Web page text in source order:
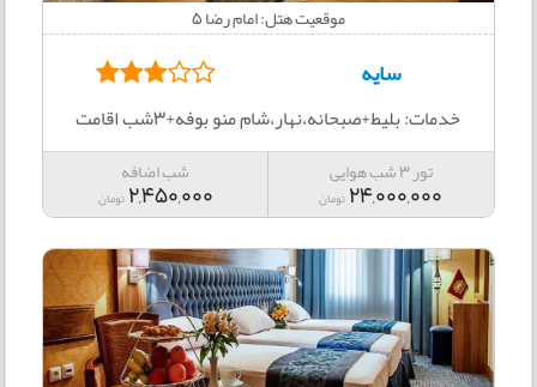
موقعیت هتل: امام رضا 5
سایه
خدمات: بلیط+صبحانه،نهار،شام منو بوفه+3شب اقامت
تور 3 شب هوایی
24,000,000 تومان
شب اضافه
2,450,000 تومان